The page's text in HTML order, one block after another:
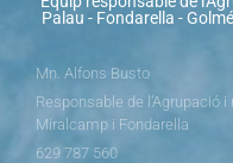
Palau - Fondarella -
Mn. Alfons Busto
Responsable de l’Agrupació
Miralcamp i Fondarella
629 787 560